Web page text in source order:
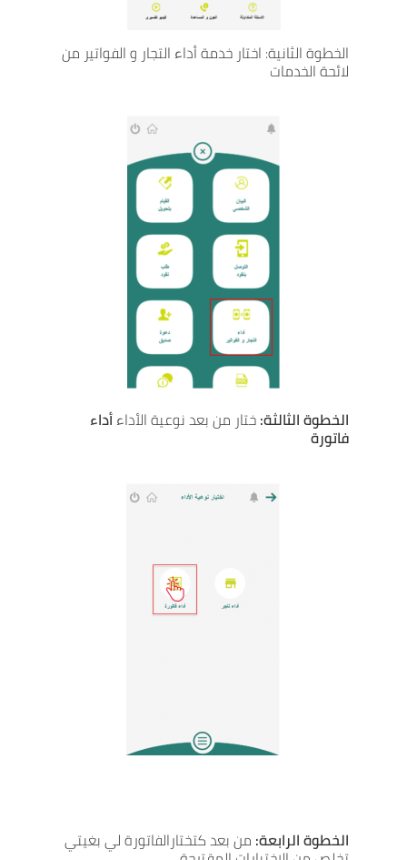
الخطوة الثانية: اختار خدمة أداء التجار و الفواتير من
لائحة الخدمات
الخطوة الثالثة:ختار من بعد نوعية الأداءأداء
فاتورة
الخطوة الرابعة: من بعد كتختارالفاتورة لي بغيتي